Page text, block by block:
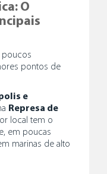
O
poucos
pontos de
e
Represa de
local tem o
em poucas
marinas de alto